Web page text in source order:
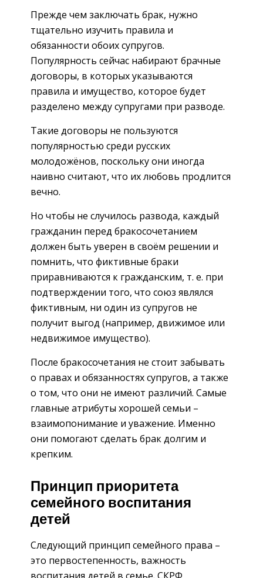
Прежде чем заключать брак, нужно
тщательно изучить правила и
обязанности обоих супругов.
Популярность сейчас набирают брачные
договоры, в которых указываются
правила и имущество, которое будет
разделено между супругами при разводе.
Такие договоры не пользуются
популярностью среди русских
молодожёнов, поскольку они иногда
наивно считают, что их любовь продлится
вечно.
Но чтобы не случилось развода, каждый
гражданин перед бракосочетанием
должен быть уверен в своём решении и
помнить, что фиктивные браки
приравниваются к гражданским, т. е. при
подтверждении того, что союз являлся
фиктивным, ни один из супругов не
получит выгод (например, движимое или
недвижимое имущество).
После бракосочетания не стоит забывать
о правах и обязанностях супругов, а также
о том, что они не имеют различий. Самые
главные атрибуты хорошей семьи –
взаимопонимание и уважение. Именно
они помогают сделать брак долгим и
крепким.
Принцип приоритета
семейного воспитания
детей
Следующий принцип семейного права –
это первостепенность, важность